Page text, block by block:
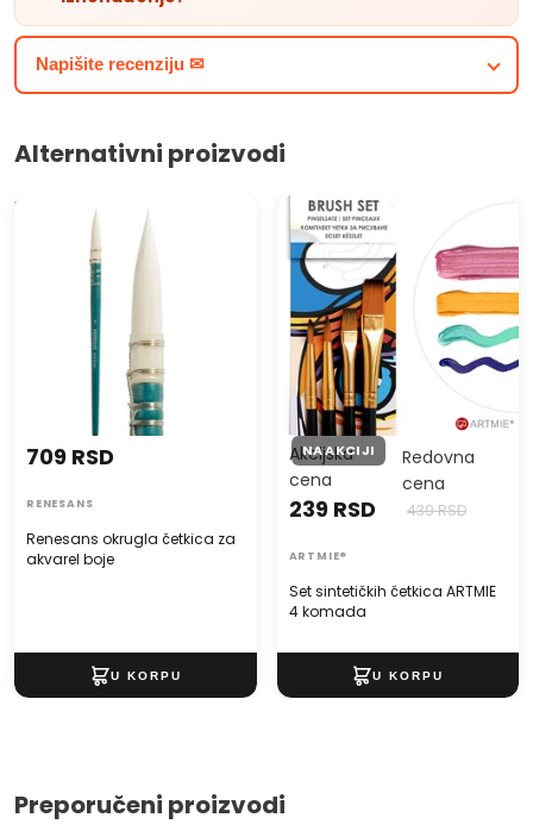
Napišite recenziju ✉
Alternativni proizvodi
Renesans okrugla četkica za
akvarel boje
Renesans okrugla četkica za
akvarel boje
709 RSD
RENESANS
Set sintetičkih četkica
ARTMIE 4 komada
NA AKCIJI
Set sintetičkih četkica ARTMIE
4 komada
Akcijska
cena
239 RSD
Redovna
cena
439 RSD
ARTMIE®
Preporučeni proizvodi